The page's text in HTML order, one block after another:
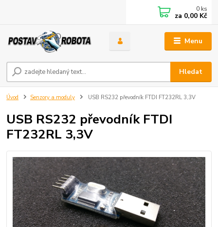
Menu
Hledat
0 ks
za 0,00 Kč
Úvod Senzory a moduly USB RS232 převodník FTDI FT232RL 3,3V
USB RS232 převodník FTDI
FT232RL 3,3V